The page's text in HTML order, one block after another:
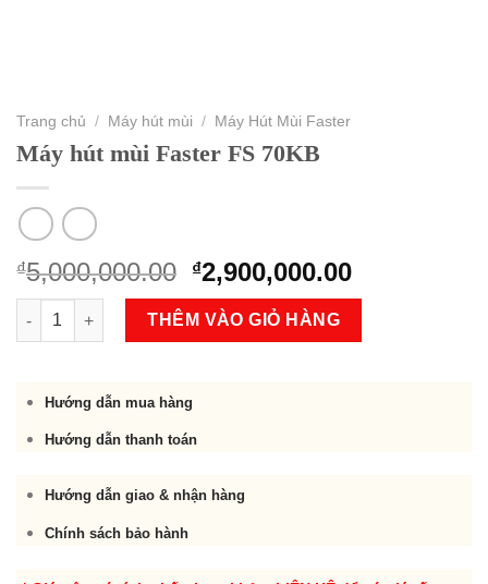
Trang chủ / Máy hút mùi / Máy Hút Mùi Faster
Máy hút mùi Faster FS 70KB
₫5,000,000.00 Original
price
was:
₫5,000,000.00.
₫2,900,000.00Current
price
Máy hút mùi Faster FS 70KB số lượng
THÊM VÀO GIỎ HÀNG
Hướng dẫn mua hàng
Hướng dẫn thanh toán
Hướng dẫn giao & nhận hàng
Chính sách bảo hành